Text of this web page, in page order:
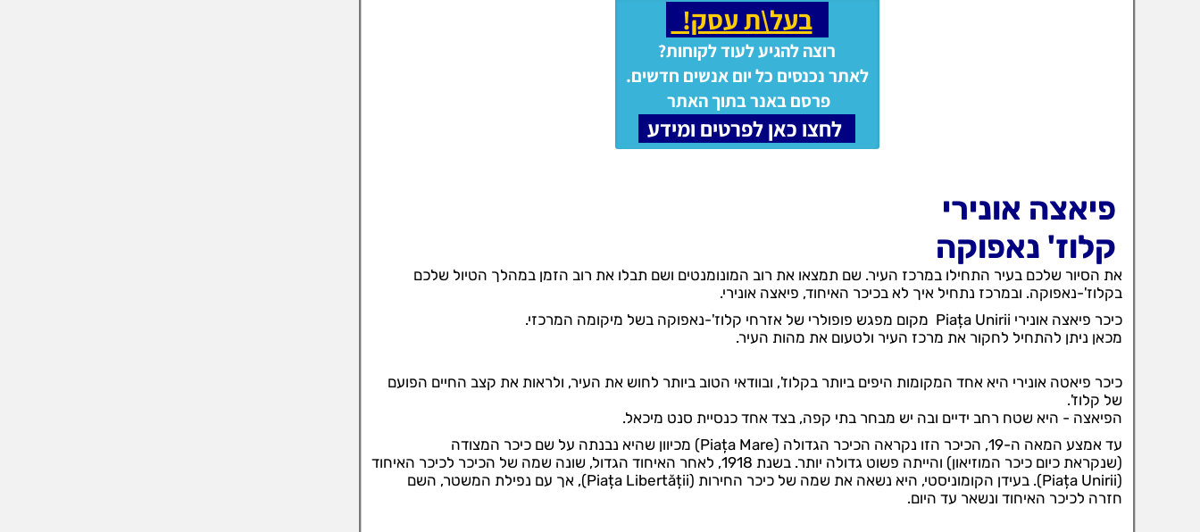
בעל\ת עסק!
רוצה להגיע לעוד לקוחות?
לאתר נכנסים כל יום אנשים חדשים.
פרסם באנר בתוך האתר
לחצו כאן לפרטים ומידע
פיאצה אונירי
קלוז' נאפוקה
את הסיור שלכם בעיר התחילו במרכז העיר. שם תמצאו את רוב המונומנטים ושם תבלו את רוב הזמן במהלך הטיול שלכם
בקלוז'-נאפוקה. ובמרכז נתחיל איך לא בכיכר האיחוד, פיאצה אונירי.
כיכר פיאצה אונירי Piața Unirii מקום מפגש פופולרי של אזרחי קלוז'-נאפוקה בשל מיקומה המרכזי.
מכאן ניתן להתחיל לחקור את מרכז העיר ולטעום את מהות העיר.
כיכר פיאטה אונירי היא אחד המקומות היפים ביותר בקלוז', ובוודאי הטוב ביותר לחוש את העיר, ולראות את קצב החיים הפועם
של קלוז'.
הפיאצה - היא שטח רחב ידיים ובה יש מבחר בתי קפה, בצד אחד כנסיית סנט מיכאל.
עד אמצע המאה ה-19, הכיכר הזו נקראה הכיכר הגדולה (Piața Mare) מכיוון שהיא נבנתה על שם כיכר המצודה
(שנקראת כיום כיכר המוזיאון) והייתה פשוט גדולה יותר. בשנת 1918, לאחר האיחוד הגדול, שונה שמה של הכיכר לכיכר האיחוד
(Piața Unirii). בעידן הקומוניסטי, היא נשאה את שמה של כיכר החירות (Piața Libertății), אך עם נפילת המשטר, השם
חזרה לכיכר האיחוד ונשאר עד היום.